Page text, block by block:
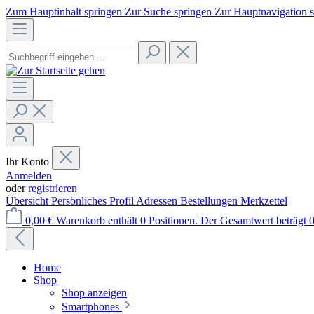
Zum Hauptinhalt springen Zur Suche springen Zur Hauptnavigation
Ihr Konto
Anmelden
oderregistrieren
Übersicht Persönliches Profil Adressen Bestellungen Merkzettel
0,00 € Warenkorb enthält 0 Positionen. Der Gesamtwert beträgt
Home
Shop
Shop anzeigen
Smartphones